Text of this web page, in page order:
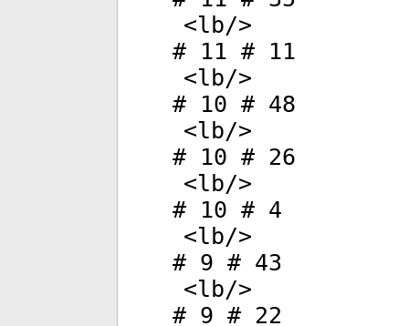
<lb/>
# 11 # 11
<lb/>
# 10 # 48
<lb/>
# 10 # 26
<lb/>
# 10 # 4
<lb/>
# 9 # 43
<lb/>
# 9 # 22